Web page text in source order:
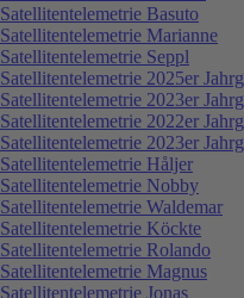
Satellitentelemetrie Basuto
Satellitentelemetrie Marianne
Satellitentelemetrie Seppl
Satellitentelemetrie 2025er
Satellitentelemetrie 2023er
Satellitentelemetrie 2022er
Satellitentelemetrie 2023er
Satellitentelemetrie Håljer
Satellitentelemetrie Nobby
Satellitentelemetrie Waldemar
Satellitentelemetrie Köckte
Satellitentelemetrie Rolando
Satellitentelemetrie Magnus
Satellitentelemetrie Jonas